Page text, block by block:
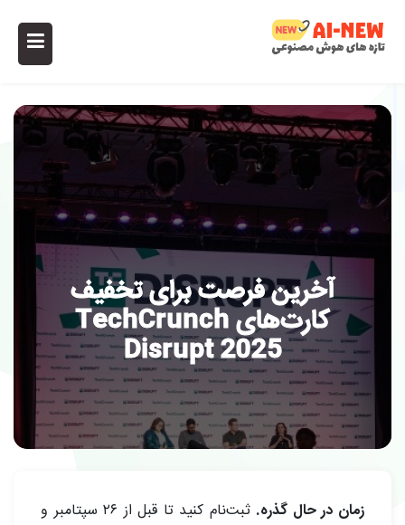
آخرین فرصت برای تخفیف
کارت‌های TechCrunch
Disrupt 2025
زمان در حال گذره.
ثبت‌نام کنید تا قبل از ۲۶ سپتامبر و